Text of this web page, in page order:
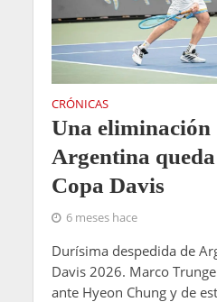
CRÓNICAS
Una eliminación
Argentina
Copa Davis
6 meses hace
Durísima despedida de
Davis 2026. Marco
ante Hyeon Chung y de